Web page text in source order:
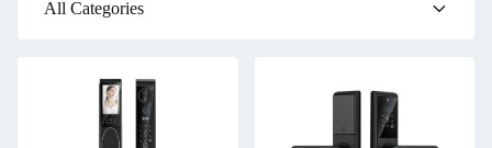
All Categories